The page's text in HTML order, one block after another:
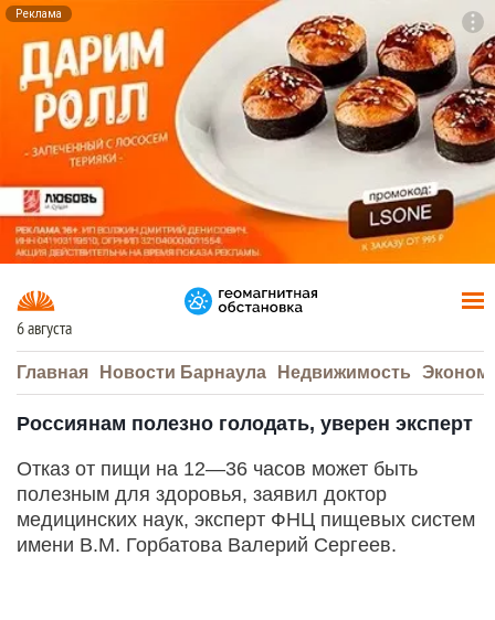
Реклама
6 августа
Главная Новости Барнаула Недвижимость
Россиянам полезно голодать, уверен эксперт
Отказ от пищи на 12—36 часов может быть
полезным для здоровья, заявил доктор
медицинских наук, эксперт ФНЦ пищевых систем
имени В.М. Горбатова Валерий Сергеев.